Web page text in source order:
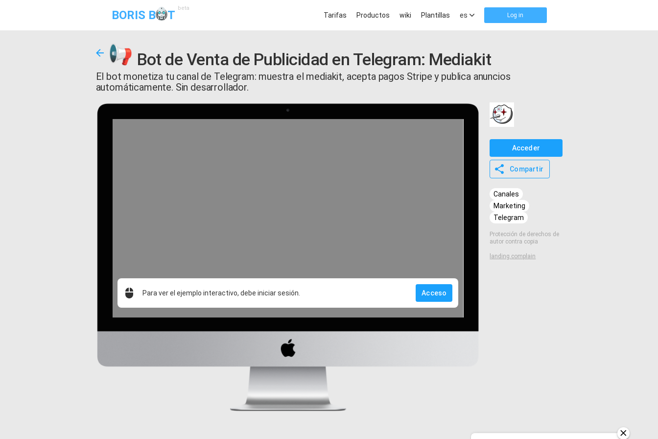
BORIS B T
beta
Tarifas Productos wiki Plantillas es Log in
Bot de Venta de Publicidad en Telegram: Mediakit
El bot monetiza tu canal de Telegram: muestra el mediakit, acepta pagos Stripe y publica anuncios
automáticamente. Sin desarrollador.
Para ver el ejemplo interactivo, debe iniciar sesión. Acceso
Acceder
Compartir
Canales
Marketing
Telegram
Protección de derechos de
autor contra copia
landing.complain